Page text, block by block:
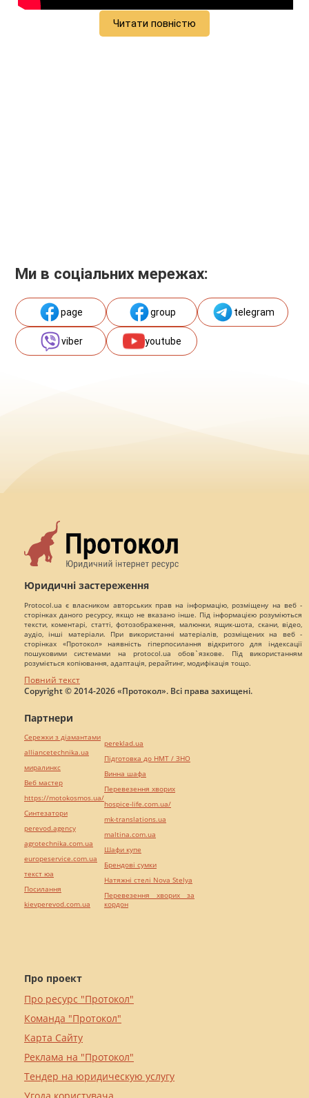
Читати повністю
Ми в соціальних мережах:
page group telegram
viber youtube
Юридичні застереження
Protocol.ua є власником авторських прав на інформацію, розміщену на веб -
сторінках даного ресурсу, якщо не вказано інше. Під інформацією розуміються
тексти, коментарі, статті, фотозображення, малюнки, ящик-шота, скани, відео,
аудіо, інші матеріали. При використанні матеріалів, розміщених на веб -
сторінках «Протокол» наявність гіперпосилання відкритого для індексації
пошуковими системами на protocol.ua обов`язкове. Під використанням
розуміється копіювання, адаптація, рерайтинг, модифікація тощо.
Повний текст
Copyright © 2014-2026 «Протокол». Всі права захищені.
Про проект
Про ресурс "Протокол"
Команда "Протокол"
Карта Сайту
Реклама на "Протокол"
Тендер на юридическую услугу
Партнери
Сережки з діамантами
alliancetechnika.ua
миралинкс
Веб мастер
https://motokosmos.ua/
Синтезатори
perevod.agency
agrotechnika.com.ua
europeservice.com.ua
текст юа
Посилання
kievperevod.com.ua
pereklad.ua
Підготовка до НМТ / ЗНО
Винна шафа
Перевезення хворих
hospice-life.com.ua/
mk-translations.ua
maltina.com.ua
Шафи купе
Брендові сумки
Натяжні стелі Nova Stelya
Перевезення хворих за
кордон